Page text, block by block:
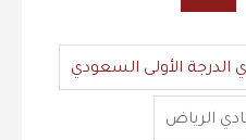
الدرجة الأولى السعودي
الرياض